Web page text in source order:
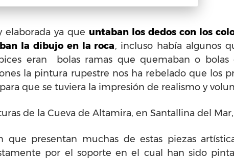
ya que untaban los dedos con los
la dibujo en la roca, incluso había algunos
eran bolas ramas que quemaban o bolas
la pintura rupestre nos ha rebelado que los
que se tuviera la impresión de realismo y
de la Cueva de Altamira, en Santallina del
que presentan muchas de estas piezas
por el soporte en el cual han sido